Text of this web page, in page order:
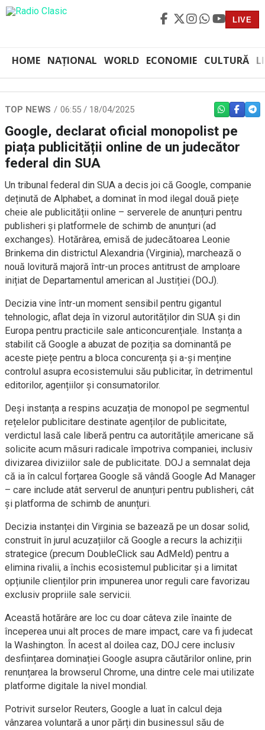
LIVE
HOME NAȚIONAL WORLD ECONOMIE CULTURĂ
TOP NEWS 06:55 / 18/04/2025 WHATSAPP
Google, declarat oficial monopolist pe
piața publicității online de un judecător
federal din SUA
Un tribunal federal din SUA a decis joi că Google, companie
deținută de Alphabet, a dominat în mod ilegal două piețe
cheie ale publicității online – serverele de anunțuri pentru
publisheri și platformele de schimb de anunțuri (ad
exchanges). Hotărârea, emisă de judecătoarea Leonie
Brinkema din districtul Alexandria (Virginia), marchează o
nouă lovitură majoră într-un proces antitrust de amploare
inițiat de Departamentul american al Justiției (DOJ).
Decizia vine într-un moment sensibil pentru gigantul
tehnologic, aflat deja în vizorul autorităților din SUA și din
Europa pentru practicile sale anticoncurențiale. Instanța a
stabilit că Google a abuzat de poziția sa dominantă pe
aceste piețe pentru a bloca concurența și a-și menține
controlul asupra ecosistemului său publicitar, în detrimentul
editorilor, agențiilor și consumatorilor.
Deși instanța a respins acuzația de monopol pe segmentul
rețelelor publicitare destinate agenților de publicitate,
verdictul lasă cale liberă pentru ca autoritățile americane să
solicite acum măsuri radicale împotriva companiei, inclusiv
divizarea diviziilor sale de publicitate. DOJ a semnalat deja
că ia în calcul forțarea Google să vândă Google Ad Manager
– care include atât serverul de anunțuri pentru publisheri, cât
și platforma de schimb de anunțuri.
Decizia instanței din Virginia se bazează pe un dosar solid,
construit în jurul acuzațiilor că Google a recurs la achiziții
strategice (precum DoubleClick sau AdMeld) pentru a
elimina rivalii, a închis ecosistemul publicitar și a limitat
opțiunile clienților prin impunerea unor reguli care favorizau
exclusiv propriile sale servicii.
Această hotărâre are loc cu doar câteva zile înainte de
începerea unui alt proces de mare impact, care va fi judecat
la Washington. În acest al doilea caz, DOJ cere inclusiv
desființarea dominației Google asupra căutărilor online, prin
renunțarea la browserul Chrome, una dintre cele mai utilizate
platforme digitale la nivel mondial.
Potrivit surselor Reuters, Google a luat în calcul deja
vânzarea voluntară a unor părți din businessul său de